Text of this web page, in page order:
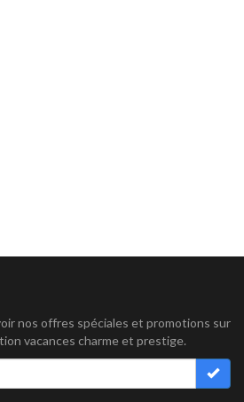
nos offres spéciales et promotions sur
vacances charme et prestige.